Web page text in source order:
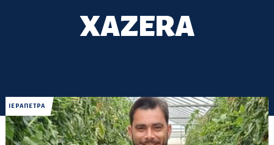
XAZERA
ΙΕΡΑΠΕΤΡΑ